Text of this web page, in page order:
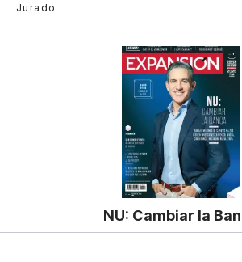
Jurado
NU: Cambiar la